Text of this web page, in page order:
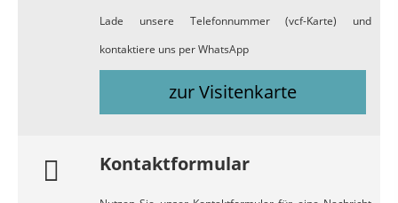
Lade unsere Telefonnummer (vcf-Karte) und
kontaktiere uns per WhatsApp
zur Visitenkarte
Kontaktformular